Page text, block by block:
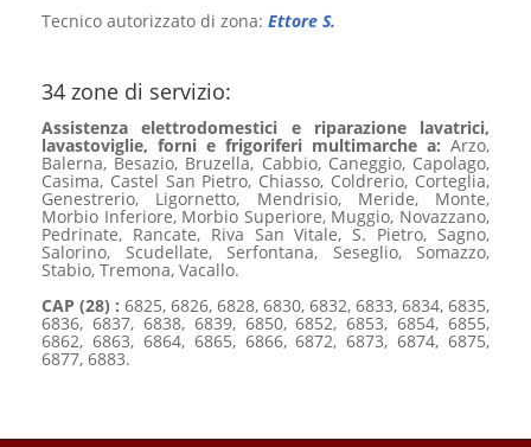
Tecnico autorizzato di zona: Ettore S.
34 zone di servizio:
Assistenza elettrodomestici e riparazione lavatrici,
lavastoviglie, forni e frigoriferi multimarche a: Arzo,
Balerna, Besazio, Bruzella, Cabbio, Caneggio, Capolago,
Casima, Castel San Pietro, Chiasso, Coldrerio, Corteglia,
Genestrerio, Ligornetto, Mendrisio, Meride, Monte,
Morbio Inferiore, Morbio Superiore, Muggio, Novazzano,
Pedrinate, Rancate, Riva San Vitale, S. Pietro, Sagno,
Salorino, Scudellate, Serfontana, Seseglio, Somazzo,
Stabio, Tremona, Vacallo.
CAP (28) : 6825, 6826, 6828, 6830, 6832, 6833, 6834, 6835,
6836, 6837, 6838, 6839, 6850, 6852, 6853, 6854, 6855,
6862, 6863, 6864, 6865, 6866, 6872, 6873, 6874, 6875,
6877, 6883.